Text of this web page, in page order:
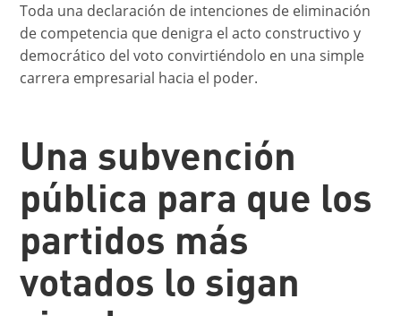
Toda una declaración de intenciones de eliminación
de competencia que denigra el acto constructivo y
democrático del voto convirtiéndolo en una simple
carrera empresarial hacia el poder.
Una subvención
pública para que los
partidos más
votados lo sigan